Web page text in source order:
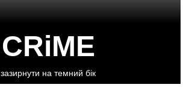
CRiME
зазирнути на темний бік